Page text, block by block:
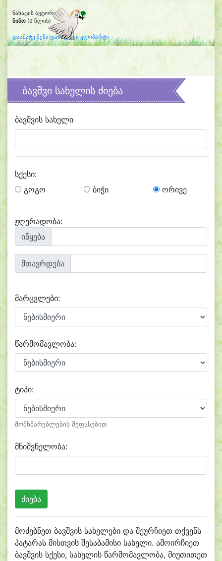
ნახატის ავტორი:
ნინო (9 წლის)
დაამატე შენი დახატული კლიპარტი
ბავშვი სახელის ძიება
ბავშვის სახელი
სქესი:
გოგო
ბიჭი ორივე
ჟღერადობა:
იწყება
მთავრდება
მარცვლები:
წარმომავლობა:
ტიპი:
მომხმარებლების შეფასებით
მნიშვნელობა:
მოძებნეთ ბავშვის სახელები და შეურჩიეთ თქვენს
პატარას მისთვის შესაბამისი სახელი. ამოირჩიეთ
ბავშვის სქესი, სახელის წარმომავლობა, მიუთითეთ